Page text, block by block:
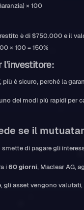
× 100
è di $750.000 e il
× 100 = 150%
l'investitore:
più è sicuro, perché la
dei modi più rapidi
se il
di pagare gli
i60 giorni, Maclear AG,
gli asset vengono